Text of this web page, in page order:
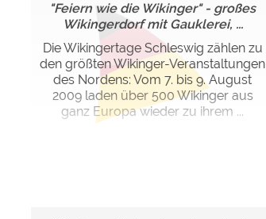
"Feiern wie die Wikinger" - großes
Wikingerdorf mit Gauklerei, ...
Die Wikingertage Schleswig zählen zu
den größten Wikinger-Veranstaltungen
des Nordens: Vom 7. bis 9. August
2009 laden über 500 Wikinger aus
ganz Europa wieder zu ihrem ...